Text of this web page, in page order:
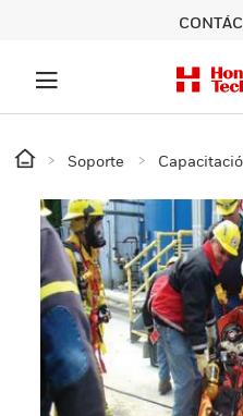
Soporte